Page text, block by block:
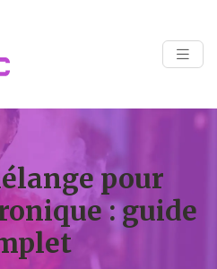
pour
: guide